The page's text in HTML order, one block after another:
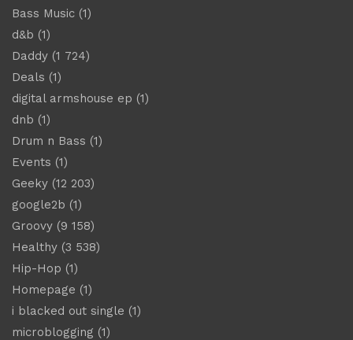
Bass Music (1)
d&b (1)
Daddy (1 724)
Deals (1)
digital armshouse ep (1)
dnb (1)
Drum n Bass (1)
Events (1)
Geeky (12 203)
google2b (1)
Groovy (9 158)
Healthy (3 538)
Hip-Hop (1)
Homepage (1)
i blacked out single (1)
microblogging (1)